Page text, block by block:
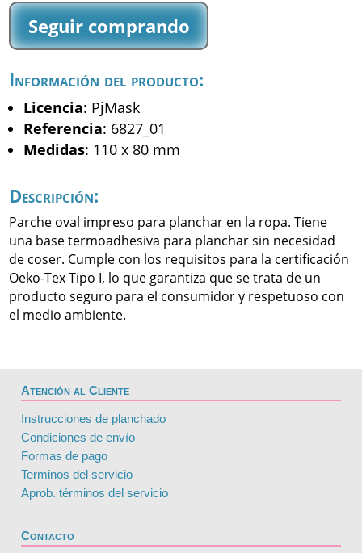
Gecko
Gatuno
-
cantidad
Seguir comprando
Información del producto:
Licencia: PjMask
Referencia: 6827_01
Medidas: 110 x 80 mm
Descripción:
Parche oval impreso para planchar en la ropa. Tiene
una base termoadhesiva para planchar sin necesidad
de coser. Cumple con los requisitos para la certificación
Oeko-Tex Tipo I, lo que garantiza que se trata de un
producto seguro para el consumidor y respetuoso con
el medio ambiente.
Atención al Cliente
Instrucciones de planchado
Condiciones de envío
Formas de pago
Terminos del servicio
Aprob. términos del servicio
Contacto